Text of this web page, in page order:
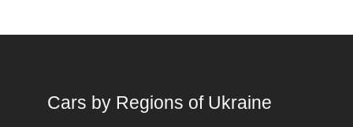
Cars by Regions of Ukraine